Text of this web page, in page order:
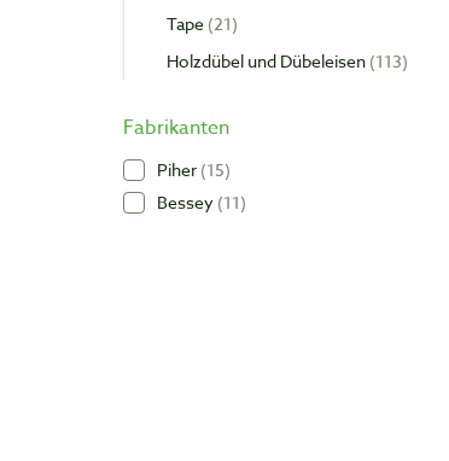
Tape 21
Holzdübel und Dübeleisen 113
Fabrikanten
Piher 15
Bessey 11